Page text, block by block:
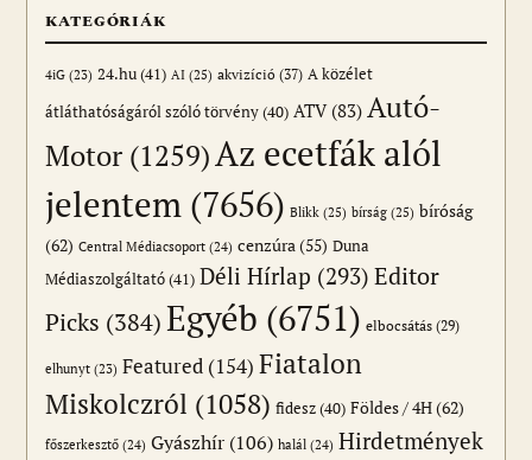
KATEGÓRIÁK
4iG (23) 24.hu(41) AI (25) akvizíció (37) A közélet
átláthatóságáról szóló törvény(40) ATV(83) Autó-
Motor (1259)Az ecetfák alól
jelentem (7656) Blikk (25) bírság (25) bíróság
(62) Central Médiacsoport (24) cenzúra (55) Duna
Médiaszolgáltató(41) Déli Hírlap (293) Editor
Picks (384)Egyéb (6751) elbocsátás (29)
elhunyt (23) Featured (154) Fiatalon
Miskolczról (1058) fidesz(40) Földes / 4H(62)
főszerkesztő (24) Gyászhír (106) halál (24) Hirdetmények